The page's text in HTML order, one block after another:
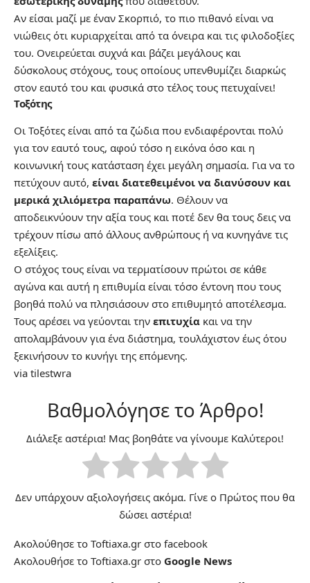
Αν είσαι μαζί με έναν Σκορπιό, το πιο πιθανό είναι να
νιώθεις ότι κυριαρχείται από τα όνειρα και τις φιλοδοξίες
του. Ονειρεύεται συχνά και βάζει μεγάλους και
δύσκολους στόχους, τους οποίους υπενθυμίζει διαρκώς
στον εαυτό του και φυσικά στο τέλος τους πετυχαίνει!
Τοξότης
Οι Τοξότες είναι από τα ζώδια που ενδιαφέρονται πολύ
για τον εαυτό τους, αφού τόσο η εικόνα όσο και η
κοινωνική τους κατάσταση έχει μεγάλη σημασία. Για να το
πετύχουν αυτό, είναι διατεθειμένοι να διανύσουν και
μερικά χιλιόμετρα παραπάνω. Θέλουν να
αποδεικνύουν την αξία τους και ποτέ δεν θα τους δεις να
τρέχουν πίσω από άλλους ανθρώπους ή να κυνηγάνε τις
εξελίξεις.
Ο στόχος τους είναι να τερματίσουν πρώτοι σε κάθε
αγώνα και αυτή η επιθυμία είναι τόσο έντονη που τους
βοηθά πολύ να πλησιάσουν στο επιθυμητό αποτέλεσμα.
Τους αρέσει να γεύονται την επιτυχία και να την
απολαμβάνουν για ένα διάστημα, τουλάχιστον έως ότου
ξεκινήσουν το κυνήγι της επόμενης.
via tilestwra
Βαθμολόγησε το Άρθρο!
Διάλεξε αστέρια! Μας βοηθάτε να γίνουμε Καλύτεροι!
Δεν υπάρχουν αξιολογήσεις ακόμα. Γίνε ο Πρώτος που θα
δώσει αστέρια!
Ακολούθησε το Toftiaxa.gr στο facebook
Ακολουθήσε το Toftiaxa.gr στο Google News